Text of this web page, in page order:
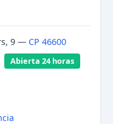
9 — CP 46600
Abierta 24 horas